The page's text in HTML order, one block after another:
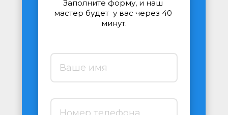
Заполните форму, и наш
мастер будет  у вас через 40
минут.